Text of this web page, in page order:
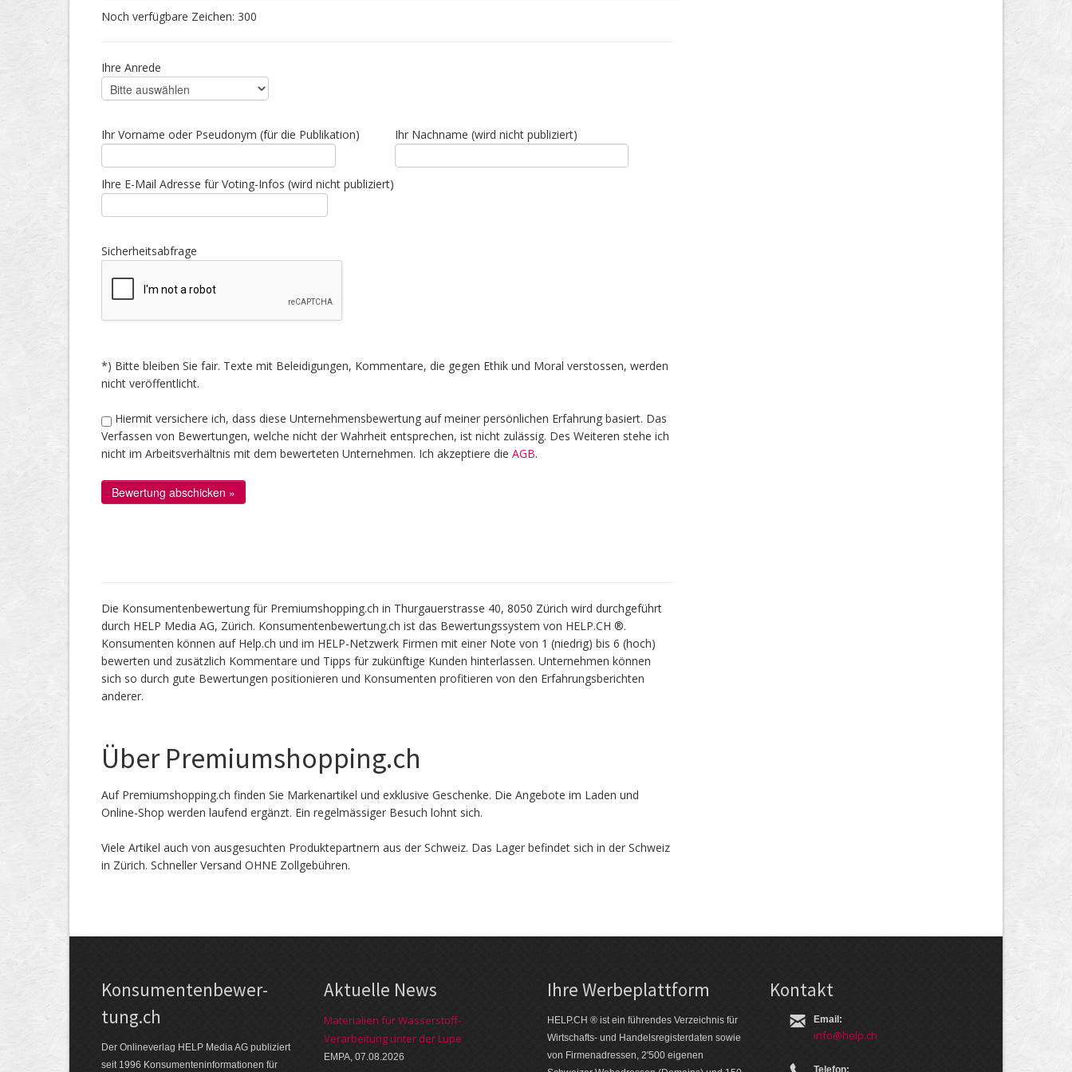
Noch verfügbare Zeichen: 300
Ihre Anrede
Ihr Vorname oder Pseudonym (für die Publikation) Ihr Nachname (wird nicht publiziert)
Ihre E-Mail Adresse für Voting-Infos (wird nicht publiziert)
Sicherheitsabfrage
*) Bitte bleiben Sie fair. Texte mit Beleidigungen, Kommentare, die gegen Ethik und Moral verstossen, werden
nicht veröffentlicht.
Hiermit versichere ich, dass diese Unternehmensbewertung auf meiner persönlichen Erfahrung basiert. Das
Verfassen von Bewertungen, welche nicht der Wahrheit entsprechen, ist nicht zulässig. Des Weiteren stehe ich
nicht im Arbeitsverhältnis mit dem bewerteten Unternehmen. Ich akzeptiere die AGB.
Die Konsumentenbewertung für Premiumshopping.ch in Thurgauerstrasse 40, 8050 Zürich wird durchgeführt
durch HELP Media AG, Zürich. Konsumentenbewertung.ch ist das Bewertungssystem von HELP.CH ®.
Konsumenten können auf Help.ch und im HELP-Netzwerk Firmen mit einer Note von 1 (niedrig) bis 6 (hoch)
bewerten und zusätzlich Kommentare und Tipps für zukünftige Kunden hinterlassen. Unternehmen können
sich so durch gute Bewertungen positionieren und Konsumenten profitieren von den Erfahrungsberichten
anderer.
Über Premiumshopping.ch
Auf Premiumshopping.ch finden Sie Markenartikel und exklusive Geschenke. Die Angebote im Laden und
Online-Shop werden laufend ergänzt. Ein regelmässiger Besuch lohnt sich.
Viele Artikel auch von ausgesuchten Produktepartnern aus der Schweiz. Das Lager befindet sich in der Schweiz
in Zürich. Schneller Versand OHNE Zollgebühren.
Kon­su­menten­be­wer­
tung.ch
Der Online­verlag HELP Media AG publi­ziert
seit 1996 Kon­su­menten­infor­mationen für
Aktuelle News
Materialien für Wasserstoff-
Verarbeitung unter der Lupe
EMPA, 07.08.2026
Ihre Werbe­platt­form
HELP.CH ® ist ein führendes Ver­zeich­nis für
Wirt­schafts- und Handels­register­daten so­wie
von Firmen­adressen, 2'500 eige­nen
Kontakt
Email:
info@help.ch
Telefon: